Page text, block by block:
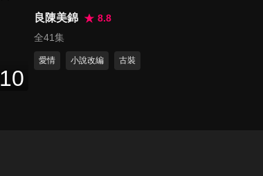
第22集
10
良陳美錦
8.8
全41集
愛情 小說改編 古裝